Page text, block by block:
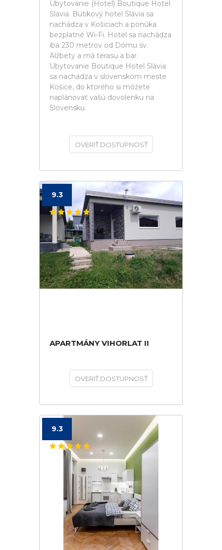
Ubytovanie (Hotel) Boutique Hotel
Slávia. Butikový hotel Slávia sa
nachádza v Košiciach a ponúka
bezplatné Wi-Fi. Hotel sa nachádza
iba 230 metrov od Dómu sv.
Alžbety a má terasu a bar.
Ubytovanie Boutique Hotel Slávia
sa nachádza v slovenskom meste
Košice, do ktorého si môžete
naplánovať vašú dovolenku na
Slovensku.
OVERIŤ DOSTUPNOSŤ
9.3
APARTMÁNY VIHORLAT II
OVERIŤ DOSTUPNOSŤ
9.3